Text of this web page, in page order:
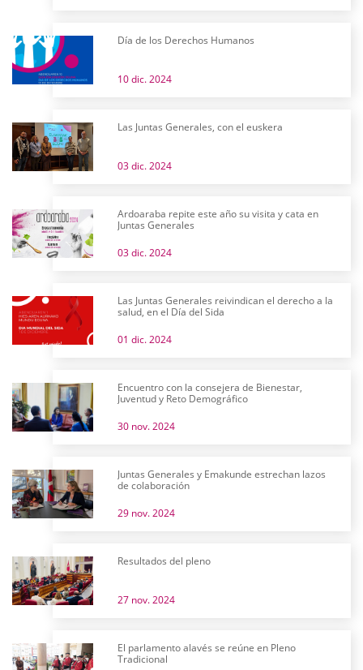
Día de los Derechos Humanos
10 dic. 2024
Las Juntas Generales, con el euskera
03 dic. 2024
Ardoaraba repite este año su visita y cata en
Juntas Generales
03 dic. 2024
Las Juntas Generales reivindican el derecho a la
salud, en el Día del Sida
01 dic. 2024
Encuentro con la consejera de Bienestar,
Juventud y Reto Demográfico
30 nov. 2024
Juntas Generales y Emakunde estrechan lazos
de colaboración
29 nov. 2024
Resultados del pleno
27 nov. 2024
El parlamento alavés se reúne en Pleno
Tradicional